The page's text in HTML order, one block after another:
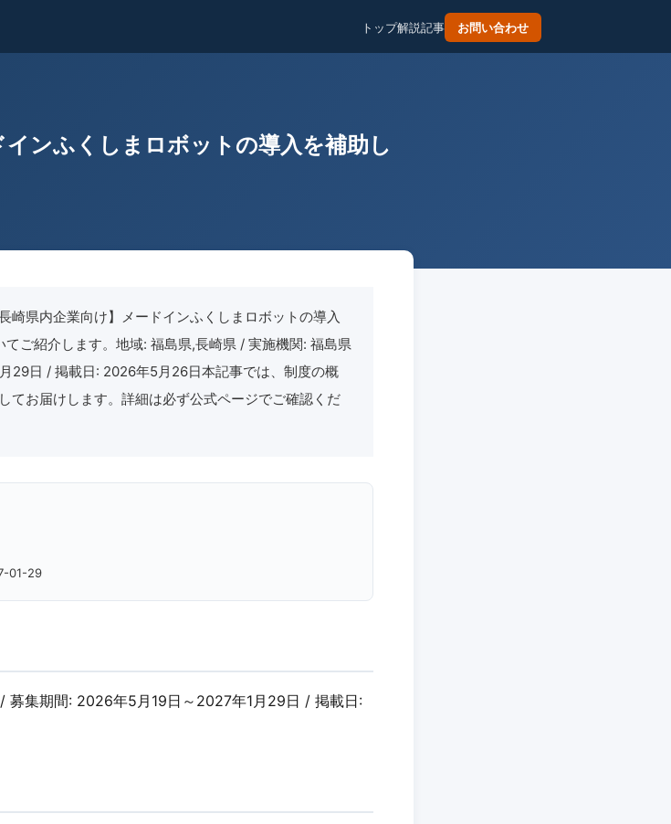
トップ解説記事 お問い合わせ
インふくしまロボットの導入を補助し
崎県内企業向け】メードインふくしまロボットの導入
ご紹介します。地域: 福島県,長崎県 / 実施機関: 福島県
29日 / 掲載日: 2026年5月26日本記事では、制度の概
てお届けします。詳細は必ず公式ページでご確認くだ
01-29
募集期間: 2026年5月19日～2027年1月29日 / 掲載日: